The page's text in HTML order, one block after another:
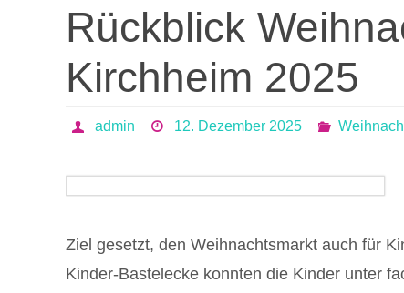
Rückblick
Kirchheim 2025
admin 12. Dezember 2025
Ziel gesetzt, den Weihnachtsmarkt auch für
Kinder-Bastelecke konnten die Kinder unter